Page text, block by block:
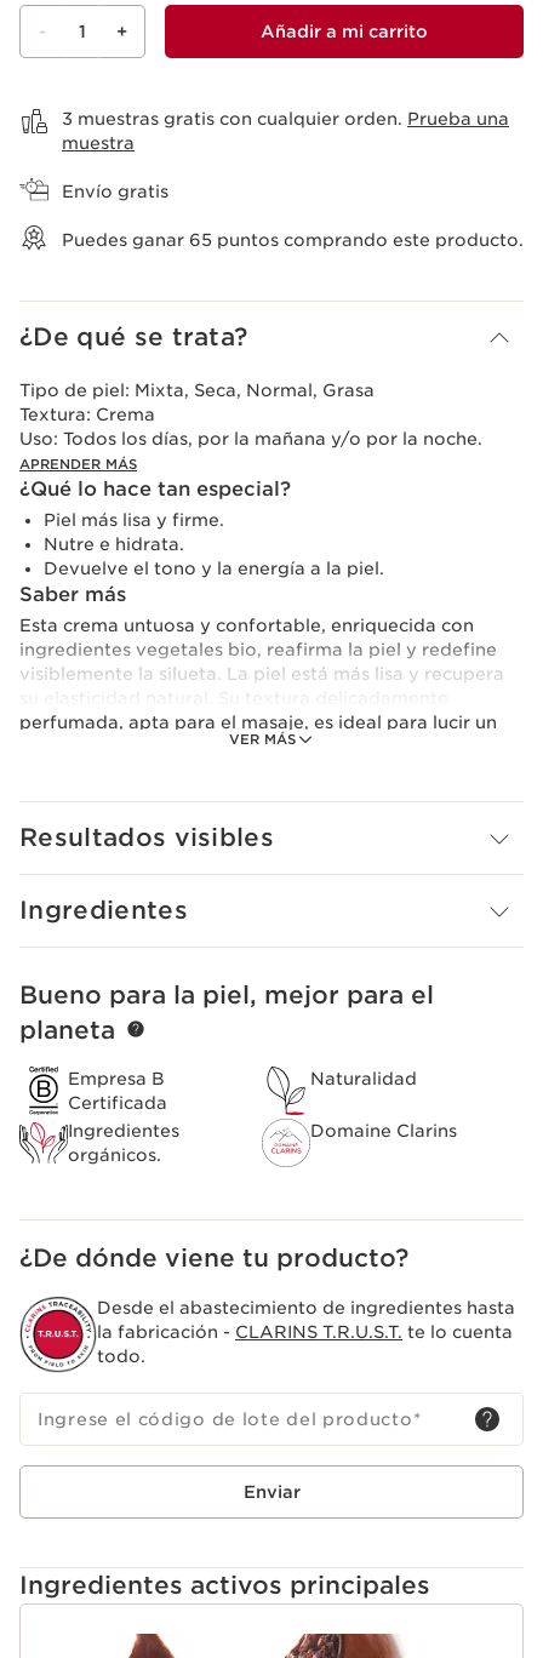
- 1 + Añadir a mi carrito
3 muestras gratis con cualquier orden. Prueba una
muestra
Envío gratis
Puedes ganar 65 puntos comprando este producto.
¿De qué se trata?
VER MÁS
Tipo de piel: Mixta, Seca, Normal, Grasa
Textura: Crema
Uso: Todos los días, por la mañana y/o por la noche.
APRENDER MÁS
¿Qué lo hace tan especial?
Piel más lisa y firme.
Nutre e hidrata.
Devuelve el tono y la energía a la piel.
Saber más
Esta crema untuosa y confortable, enriquecida con
ingredientes vegetales bio, reafirma la piel y redefine
visiblemente la silueta. La piel está más lisa y recupera
su elasticidad natural. Su textura delicadamente
perfumada, apta para el masaje, es ideal para lucir un
cuerpo tonificado y perfectamente hidratado con el que
Clarins Plus
El extracto de petasites bio es un extracto 100% Clarins,
cultivado en la Hacienda Clarins de los Alpes.
Resultados visibles
Ingredientes
IR AL CONTENIDO
Bueno para la piel, mejor para el
planeta
Empresa B
Certificada
Naturalidad
Ingredientes
orgánicos.
Domaine Clarins
¿De dónde viene tu producto?
Desde el abastecimiento de ingredientes hasta
la fabricación - CLARINS T.R.U.S.T. te lo cuenta
todo.
Ingrese el código de lote del producto*
Enviar
Ingredientes activos principales
IR AL CONTENIDO